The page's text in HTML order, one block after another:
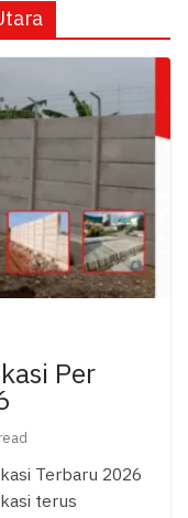
Per
Terbaru 2026
terus